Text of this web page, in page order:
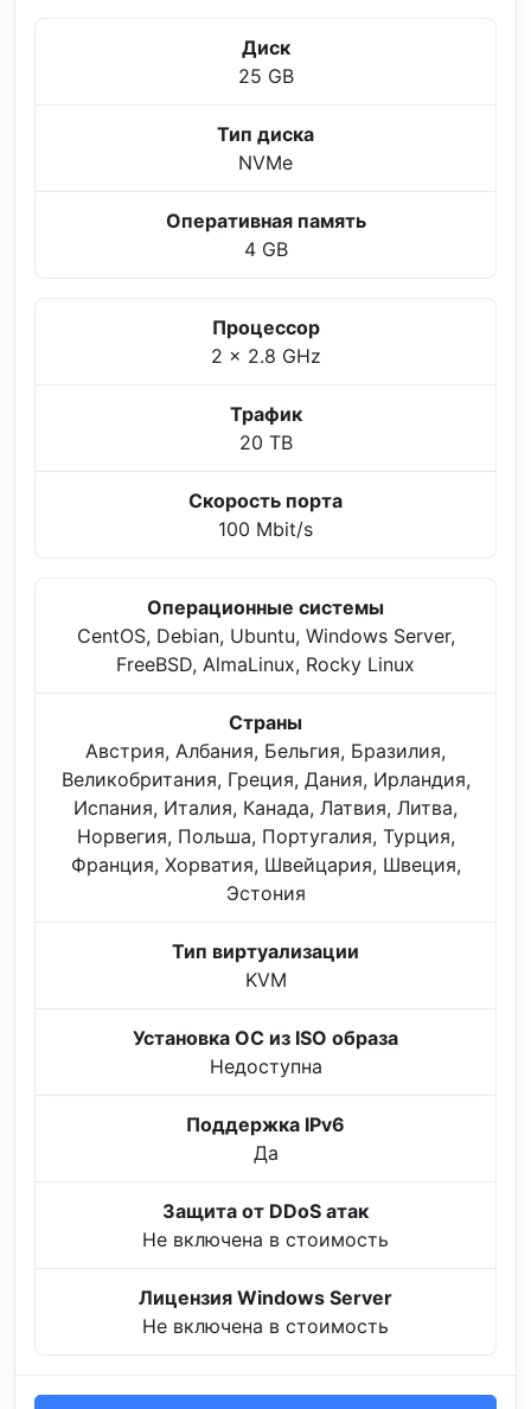
Диск
25 GB
Тип диска
NVMe
Оперативная память
4 GB
Процессор
2 x 2.8 GHz
Трафик
20 TB
Скорость порта
100 Mbit/s
Операционные системы
CentOS, Debian, Ubuntu, Windows Server,
FreeBSD, AlmaLinux, Rocky Linux
Страны
Австрия, Албания, Бельгия, Бразилия,
Великобритания, Греция, Дания, Ирландия,
Испания, Италия, Канада, Латвия, Литва,
Норвегия, Польша, Португалия, Турция,
Франция, Хорватия, Швейцария, Швеция,
Эстония
Тип виртуализации
KVM
Установка ОС из ISO образа
Недоступна
Поддержка IPv6
Да
Защита от DDoS атак
Не включена в стоимость
Лицензия Windows Server
Не включена в стоимость